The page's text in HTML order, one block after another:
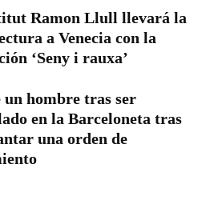
Ramon Llull llevará la
a Venecia con la
‘Seny i rauxa’
un hombre tras ser
en la Barceloneta tras
una orden de